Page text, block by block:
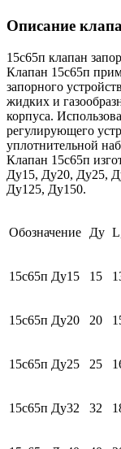
Описание
15с65п клапан
Клапан 15с65п
запорного
жидких и
корпуса.
регулирующего
уплотнительной
Клапан 15с65п
Ду15, Ду20, Ду25,
Ду125, Ду150.
Обозначение Ду
15с65п Ду15 15
15с65п Ду20 20
15с65п Ду25 25
15с65п Ду32 32